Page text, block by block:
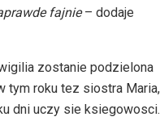
fajnie– dodaje
zostanie podzielona
tym roku tez siostra Maria,
dni uczy sie ksiegowosci.